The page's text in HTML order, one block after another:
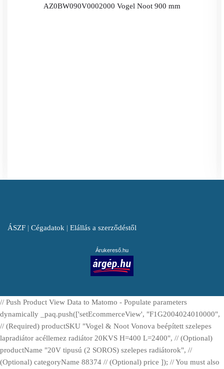
AZ0BW090V0002000 Vogel Noot 900 mm
ÁSZF | Cégadatok | Elállás a szerződéstől
Árukereső.hu
// Push Product View Data to Matomo - Populate parameters
dynamically _paq.push(['setEcommerceView', "F1G2004024010000",
// (Required) productSKU "Vogel & Noot Vonova beépített szelepes
lapradiátor acéllemez radiátor 20KVS H=400 L=2400", // (Optional)
productName "20V tipusú (2 SOROS) szelepes radiátorok", //
(Optional) categoryName 88374 // (Optional) price ]); // You must also